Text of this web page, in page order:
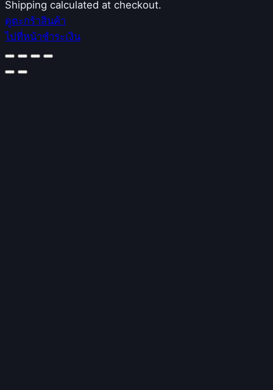
Products
in
cart
Shipping calculated at checkout.
ดูตะกร้าสินค้า
ไปที่หน้าชำระเงิน